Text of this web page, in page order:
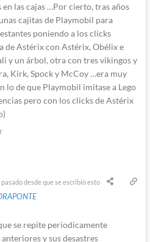
las cajas …Por cierto, tras años
cajitas de Playmobil para
poniendo a los clicks
de Astérix con Astérix, Obélix e
y un árbol, otra con tres vikingos y
Kirk, Spock y McCoy …era muy
lo de que Playmobil imitase a Lego
pero con los clicks de Astérix
pasado desde que se escribió esto
se repite periodicamente
y sus desastres